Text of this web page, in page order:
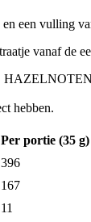
een vulling
vanaf de
hebben.
Per portie (35 g)
396
167
11